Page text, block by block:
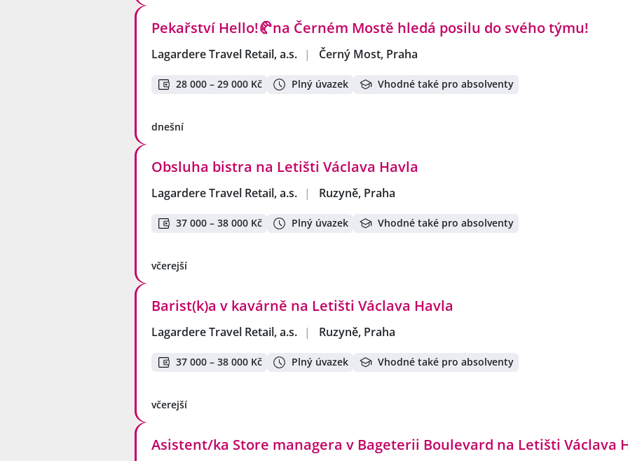
Pekařství Hello!🥐na Černém Mostě hledá posilu do svého týmu!
Lagardere Travel Retail, a.s. | Černý Most, Praha
28 000 – 29 000 Kč Plný úvazek Vhodné také pro absolventy
dnešní
Obsluha bistra na Letišti Václava Havla
Lagardere Travel Retail, a.s. | Ruzyně, Praha
37 000 – 38 000 Kč Plný úvazek Vhodné také pro absolventy
včerejší
Barist(k)a v kavárně na Letišti Václava Havla
Lagardere Travel Retail, a.s. | Ruzyně, Praha
37 000 – 38 000 Kč Plný úvazek Vhodné také pro absolventy
včerejší
Asistent/ka Store managera v Bageterii Boulevard na Letišti Václava